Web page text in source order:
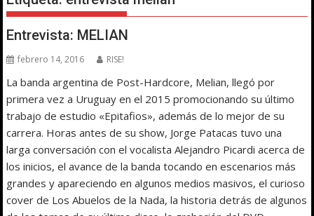
Entrevista: MELIAN
febrero 14, 2016 RISE!
La banda argentina de Post-Hardcore, Melian, llegó por
primera vez a Uruguay en el 2015 promocionando su último
trabajo de estudio «Epitafios», además de lo mejor de su
carrera. Horas antes de su show, Jorge Patacas tuvo una
larga conversación con el vocalista Alejandro Picardi acerca de
los inicios, el avance de la banda tocando en escenarios más
grandes y apareciendo en algunos medios masivos, el curioso
cover de Los Abuelos de la Nada, la historia detrás de algunos